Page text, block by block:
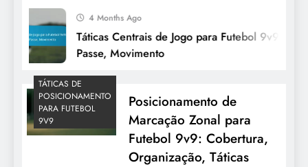
4 Months Ago
Táticas Centrais de Jogo para Futebol 9v9:
Passe, Movimento
TÁTICAS DE
POSICIONAMENTO
PARA FUTEBOL
9V9
Posicionamento de
Marcação Zonal para
Futebol 9v9: Cobertura,
Organização, Táticas